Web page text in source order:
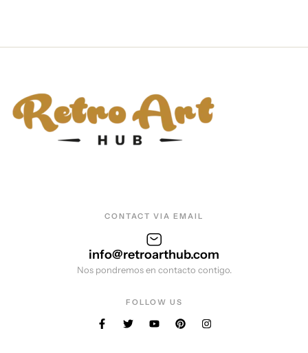
CONTACT VIA EMAIL
info@retroarthub.com
Nos pondremos en contacto contigo.
FOLLOW US